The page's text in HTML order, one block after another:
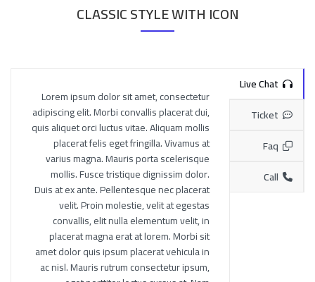
CLASSIC STYLE WITH ICON
Lorem ipsum dolor sit amet, consectetur
adipiscing elit. Morbi convallis placerat dui,
quis aliquet orci luctus vitae. Aliquam mollis
placerat felis eget fringilla. Vivamus at
varius magna. Mauris porta scelerisque
mollis. Fusce tristique dignissim dolor.
Duis at ex ante. Pellentesque nec placerat
velit. Proin molestie, velit at egestas
convallis, elit nulla elementum velit, in
placerat magna erat at lorem. Morbi sit
amet dolor quis ipsum placerat vehicula in
ac nisl. Mauris rutrum consectetur ipsum,